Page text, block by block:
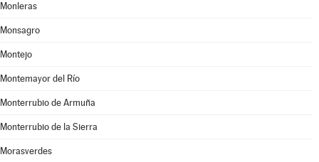
Monleras
Monsagro
Montejo
Montemayor del Río
Monterrubio de Armuña
Monterrubio de la Sierra
Morasverdes